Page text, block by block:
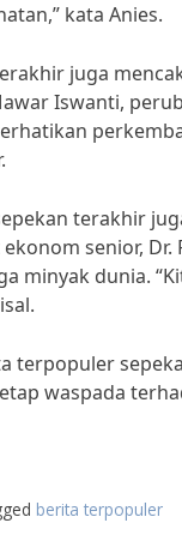
kata Anies.
juga
Iswanti,
terakhir
senior,
minyak dunia.
terpopuler
waspada
berita terpopuler